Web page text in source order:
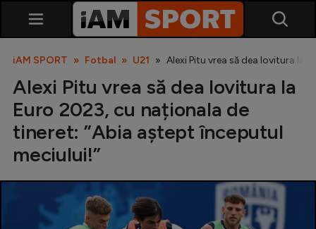
SuperLiga
Liga 2
iAM SPORT Fotbal U21 Alexi Pitu vrea să dea lovitura la
Alexi Pitu vrea să dea lovitura la
Euro 2023, cu naționala de
tineret: ”Abia aștept începutul
meciului!”